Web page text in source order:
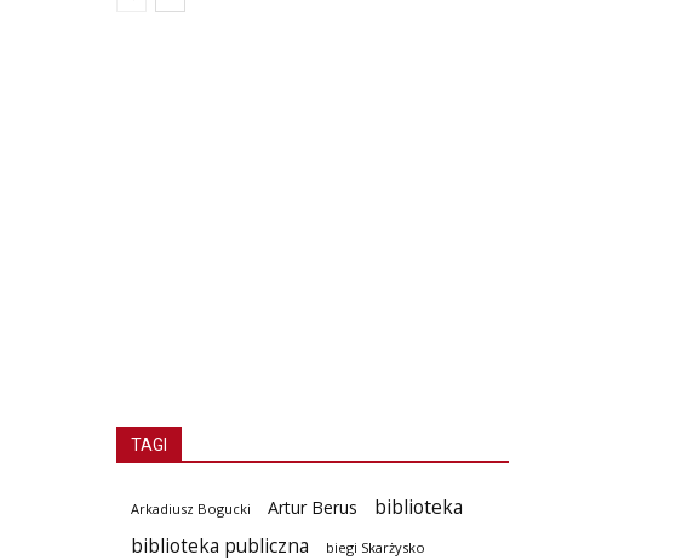
TAGI
Arkadiusz Bogucki Artur Berus
biblioteka
biblioteka publiczna
biegi Skarżysko